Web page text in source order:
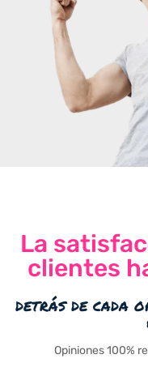
La
clientes
detrás de cada
Opiniones 100%